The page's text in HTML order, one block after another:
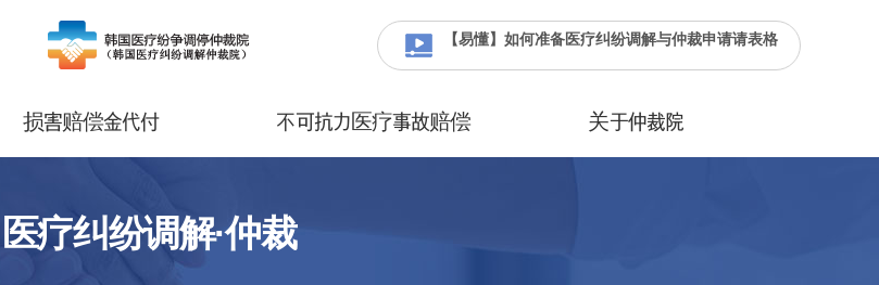
【易懂】如何准备医疗纠纷调解与仲裁申请请表格
损害赔偿金代付 不可抗力医疗事故赔偿 关于仲裁院
医疗纠纷调解·仲裁